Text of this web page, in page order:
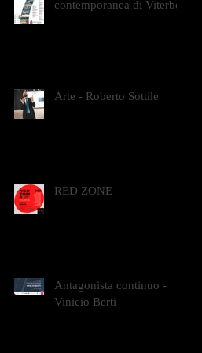
contemporanea di Viterbo
Arte - Roberto Sottile
RED ZONE
Antagonista continuo -
Vinicio Berti